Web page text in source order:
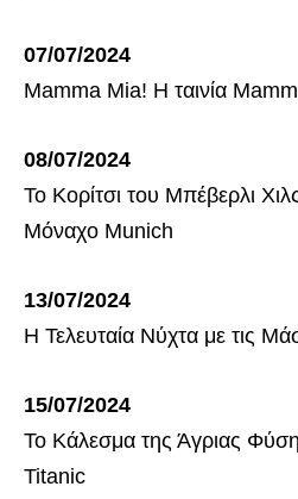
07/07/2024
Mamma Mia! Η ταινία
08/07/2024
Το Κορίτσι του Μπέβερλι
Μόναχο Munich
13/07/2024
Η Τελευταία Νύχτα με τις
15/07/2024
Το Κάλεσμα της Άγριας
Titanic